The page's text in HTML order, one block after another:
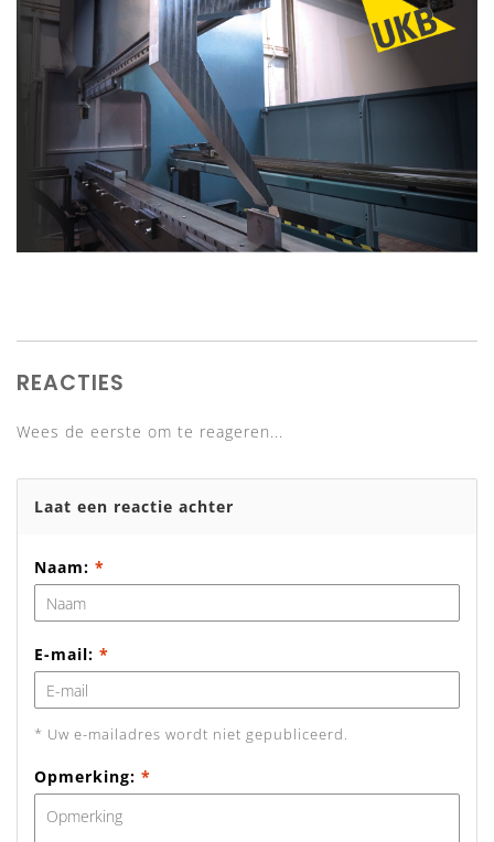
REACTIES
Wees de eerste om te reageren...
Laat een reactie achter
Naam: *
E-mail: *
* Uw e-mailadres wordt niet gepubliceerd.
Opmerking: *